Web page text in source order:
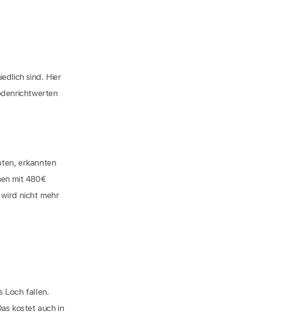
sind. Hier
erkannten
mit 480€
nicht mehr
Loch fallen.
kostet auch in